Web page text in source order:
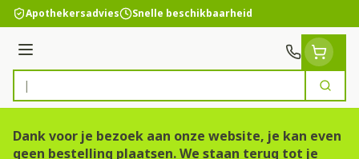
Ga naar de inhoud
Apothekersadvies Snelle beschikbaarheid
Menu
Product, merk, categorie...
Zoek
Dank voor je bezoek aan onze website, je kan even
geen bestelling plaatsen. We staan terug tot je